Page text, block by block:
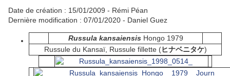
Date de création : 15/01/2009 - Rémi Péan
Dernière modification : 07/01/2020 - Daniel Guez
Russula kansaiensis Hongo 1979
Russule du Kansaï, Russule fillette (ヒナベニタケ)